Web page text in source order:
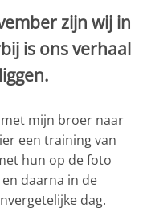
zijn wij in
is ons verhaal
mijn broer naar
een training van
hun op de foto
daarna in de
dag.